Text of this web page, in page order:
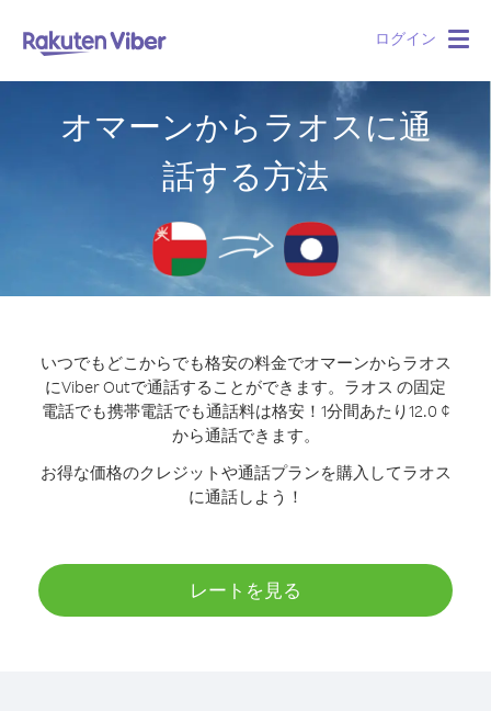
ログイン
オマーンからラオスに通
話する方法
いつでもどこからでも格安の料金でオマーンからラオス
にViber Outで通話することができます。 ラオス の固定
電話でも携帯電話でも通話料は格安！1分間あたり12.0 ¢
から通話できます。
お得な価格のクレジットや通話プランを購入してラオス
に通話しよう！
レートを見る